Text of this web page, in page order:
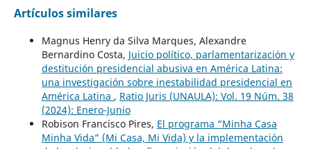
Artículos similares
Magnus Henry da Silva Marques, Alexandre
Bernardino Costa, Juicio político, parlamentarización y
destitución presidencial abusiva en América Latina:
una investigación sobre inestabilidad presidencial en
América Latina , Ratio Juris (UNAULA): Vol. 19 Núm. 38
(2024): Enero-Junio
Robison Francisco Pires, El programa “Minha Casa
Minha Vida” (Mi Casa, Mi Vida) y la implementación